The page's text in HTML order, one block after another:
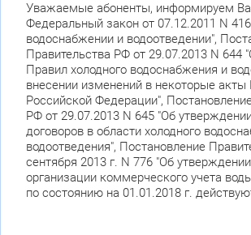
Уважаемые абоненты, информируем
Федеральный закон от 07.12.2011 N
водоснабжении и водоотведении",
Правительства РФ от 29.07.2013 N 644
Правил холодного водоснабжения и
внесении изменений в некоторые акты
Российской Федерации",
РФ от 29.07.2013 N 645 "Об
договоров в области холодного
водоотведения", Постановление
сентября 2013 г. N 776 "Об
организации коммерческого учета
по состоянию на 01.01.2018 г.